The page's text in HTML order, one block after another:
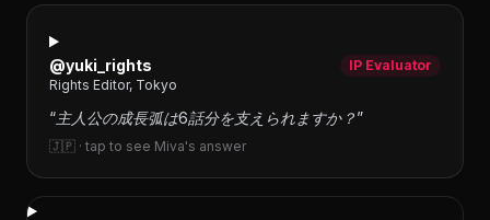
@yuki_rights
Rights Editor, Tokyo
IP Evaluator
“主人公の成長弧は6話分を支えられますか？”
🇯🇵 · tap to see Miva's answer